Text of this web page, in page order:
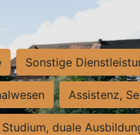
Sonstige
Assistenz,
duale